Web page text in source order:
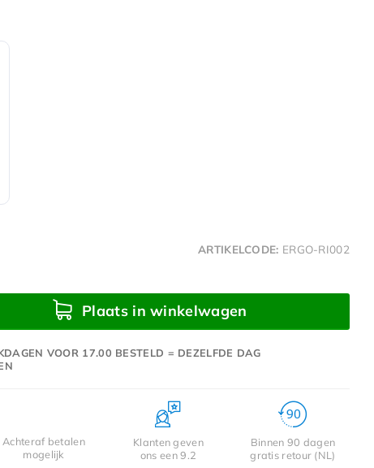
ARTIKELCODE: ERGO-RI002
Plaats in winkelwagen
VOOR 17.00 BESTELD = DEZELFDE DAG
Achteraf betalen
mogelijk
Klanten geven
ons een 9.2
Binnen 90 dagen
gratis retour (NL)